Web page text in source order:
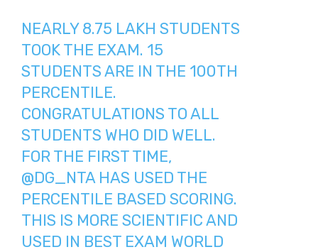
NEARLY 8.75 LAKH STUDENTS
TOOK THE EXAM. 15
STUDENTS ARE IN THE 100TH
PERCENTILE.
CONGRATULATIONS TO ALL
STUDENTS WHO DID WELL.
FOR THE FIRST TIME,
@DG_NTAHAS USED THE
PERCENTILE BASED SCORING.
THIS IS MORE SCIENTIFIC AND
USED IN BEST EXAM WORLD